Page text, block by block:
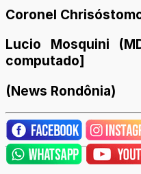
Coronel
Lucio Mosquini
computado]
(News Rondônia)